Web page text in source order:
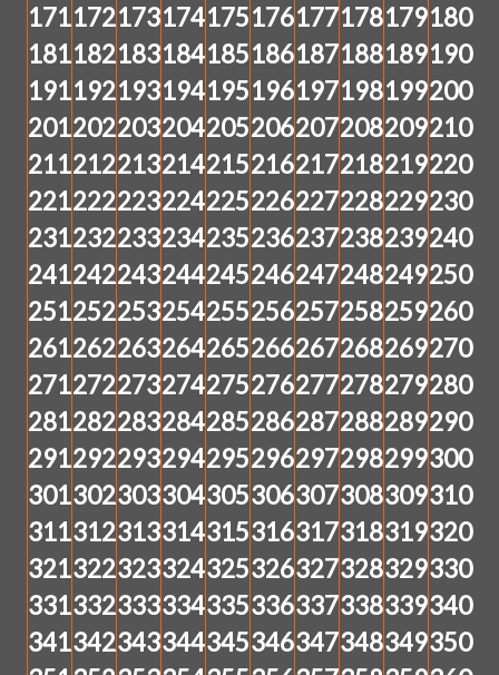
171172173174175176177178179180
181182183184185186187188189190
191192193194195196197198199200
201202203204205206207208209210
211212213214215216217218219220
221222223224225226227228229230
231232233234235236237238239240
241242243244245246247248249250
251252253254255256257258259260
261262263264265266267268269270
271272273274275276277278279280
281282283284285286287288289290
291292293294295296297298299300
301302303304305306307308309310
311312313314315316317318319320
321322323324325326327328329330
331332333334335336337338339340
341342343344345346347348349350